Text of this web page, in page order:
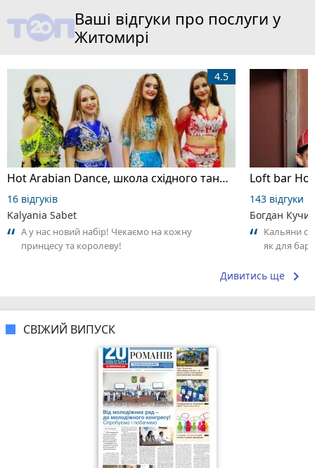
Ваші відгуки про послуги у
Житомирі
Hot Arabian Dance, школа східного танцю
4.5
16 відгуків
Kalyania Sabet
А у нас новий набір! Чекаємо на кожну
принцесу та королеву!
Loft bar
143 відгуки
Богдан
Кальяни
як для
Дивитись ще keyboard_arrow_right
СВІЖИЙ ВИПУСК